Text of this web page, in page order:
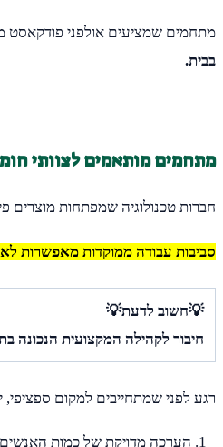
מתחמים שמציעים אולפני פודקאסט
בבית.
מתחמים מותאמים לצוותי
חברות טכנולוגיה שמפתחות מוצרים
סביבות עבודה ממוקדות מאפשרות
💡חשוב לדעת💡
חיבור לקהילה המקצועית הנכונה
רגע לפני שמתחייבים למקום
הערכה מדויקת של כמות האנשים